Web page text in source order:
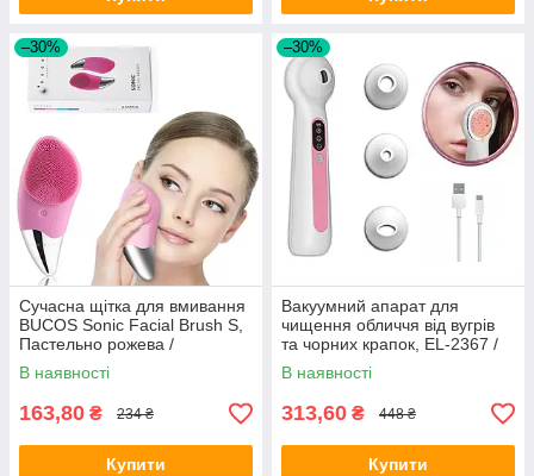
–30%
Сучасна щітка для вмивання
BUCOS Sonic Facial Brush S,
Пастельно рожева /
Силіконова щітка
В наявності
163,80 ₴ 234 ₴
Купити
–30%
Вакуумний апарат для
чищення обличчя від вугрів
та чорних крапок, EL-2367 /
Кожный очиститель
В наявності
313,60 ₴ 448 ₴
Купити